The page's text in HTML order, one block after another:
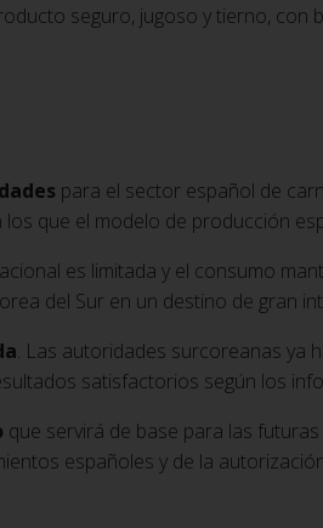
seguro, jugoso y tierno, con
para el sector español de
los que el modelo de producción
es limitada y el consumo
del Sur en un destino de gran
. Las autoridades surcoreanas ya
satisfactorios según los
que servirá de base para las
españoles y de la